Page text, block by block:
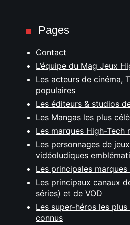
Pages
Contact
L’équipe du Mag Jeux
Les acteurs de cinéma,
populaires
Les éditeurs & studios
Les Mangas les plus
Les marques High-Tech
Les personnages de
vidéoludiques
Les principales
Les principaux canaux
séries) et de VOD
Les super-héros les
connus